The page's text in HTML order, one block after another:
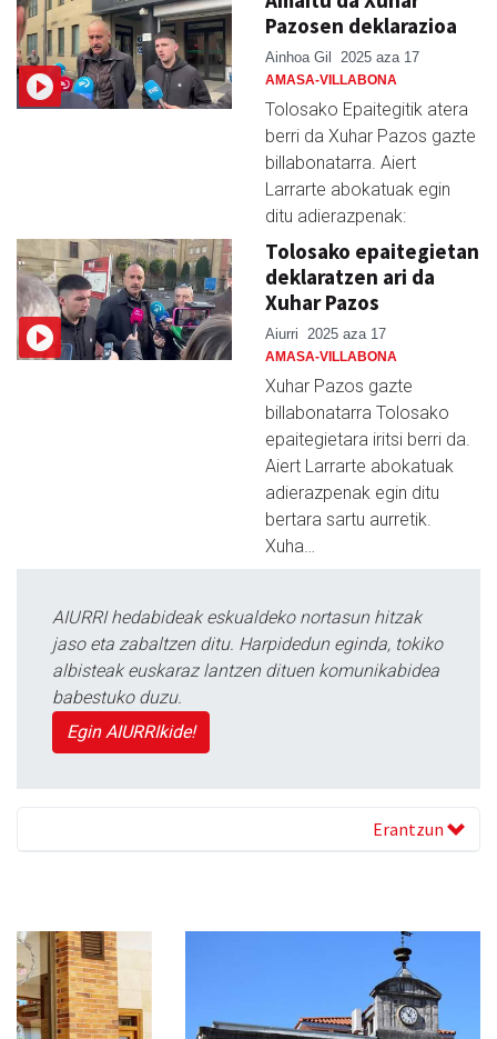
Pazosen deklarazioa
Ainhoa Gil 2025 aza 17
AMASA-VILLABONA
Tolosako Epaitegitik atera
berri da Xuhar Pazos gazte
billabonatarra. Aiert
Larrarte abokatuak egin
ditu adierazpenak:
Tolosako epaitegietan
deklaratzen ari da
Xuhar Pazos
Aiurri 2025 aza 17
AMASA-VILLABONA
Xuhar Pazos gazte
billabonatarra Tolosako
epaitegietara iritsi berri da.
Aiert Larrarte abokatuak
adierazpenak egin ditu
bertara sartu aurretik.
Xuha…
AIURRI hedabideak eskualdeko nortasun hitzak
jaso eta zabaltzen ditu. Harpidedun eginda, tokiko
albisteak euskaraz lantzen dituen komunikabidea
babestuko duzu.
Egin AIURRIkide!
Erantzun